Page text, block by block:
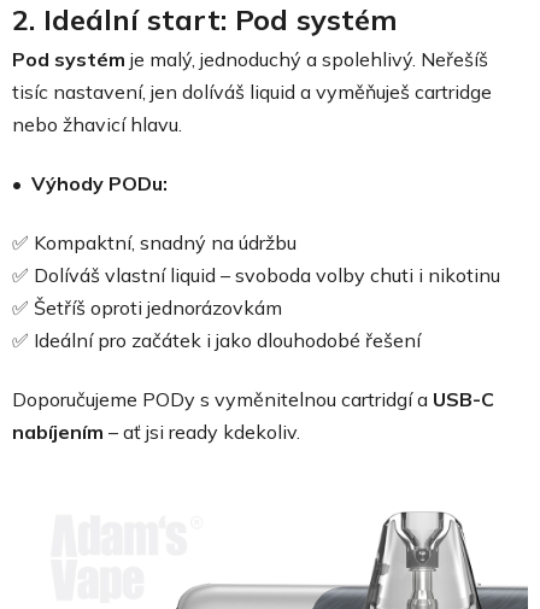
2. Ideální start: Pod systém
Pod systém je malý, jednoduchý a spolehlivý. Neřešíš
tisíc nastavení, jen dolíváš liquid a vyměňuješ cartridge
nebo žhavicí hlavu.
• Výhody PODu:
✅ Kompaktní, snadný na údržbu
✅ Dolíváš vlastní liquid – svoboda volby chuti i nikotinu
✅ Šetříš oproti jednorázovkám
✅ Ideální pro začátek i jako dlouhodobé řešení
Doporučujeme PODy s vyměnitelnou cartridgí a USB-C
nabíjením – ať jsi ready kdekoliv.